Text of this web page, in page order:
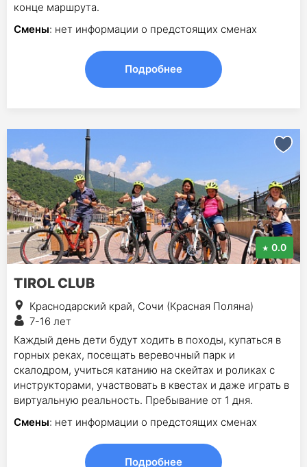
конце маршрута.
Смены: нет информации о предстоящих сменах
Подробнее
0.0
TIROL CLUB
Краснодарский край, Сочи (Красная Поляна)
7-16 лет
Каждый день дети будут ходить в походы, купаться в
горных реках, посещать веревочный парк и
скалодром, учиться катанию на скейтах и роликах с
инструкторами, участвовать в квестах и даже играть в
виртуальную реальность. Пребывание от 1 дня.
Смены: нет информации о предстоящих сменах
Подробнее